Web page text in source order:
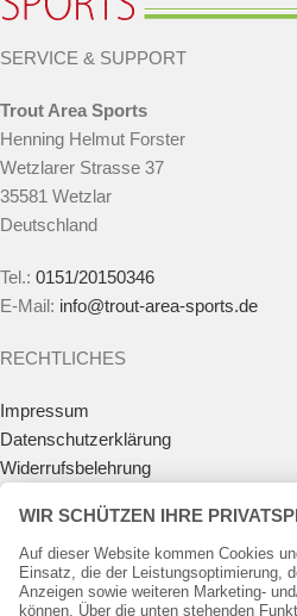
SERVICE & SUPPORT
Trout Area Sports
Henning Helmut Forster
Wetzlarer Strasse 37
35581 Wetzlar
Deutschland
Tel.: 0151/20150346
E-Mail: info@trout-area-sports.de
RECHTLICHES
Impressum
Datenschutzerklärung
Widerrufsbelehrung
Allgemeine Geschäftsbedingungen
Zahlungsmöglichkeiten
Versandkosten
Batteriegesetz